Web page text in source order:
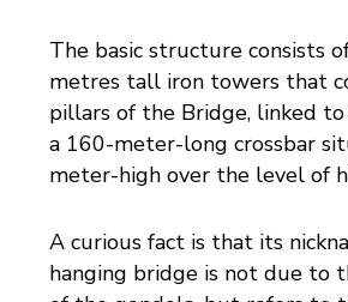
The basic structure consists
metres tall iron towers that
pillars of the Bridge, linked
a 160-meter-long crossbar
meter-high over the level of
A curious fact is that its
hanging bridge is not due to